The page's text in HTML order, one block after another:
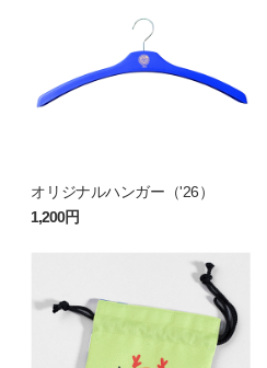
オリジナルハンガー（'26）
1,200円